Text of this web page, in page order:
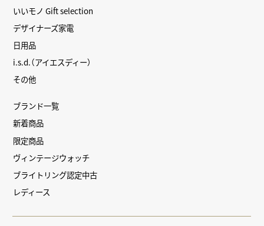
いいモノ Gift selection
デザイナーズ家電
日用品
i.s.d.（アイエスディー）
その他
ブランド一覧
新着商品
限定商品
ヴィンテージウォッチ
ブライトリング認定中古
レディース